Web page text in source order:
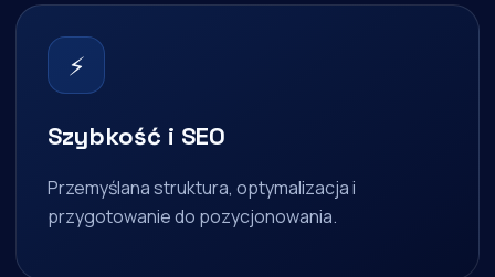
⚡
Szybkość i SEO
Przemyślana struktura, optymalizacja i
przygotowanie do pozycjonowania.